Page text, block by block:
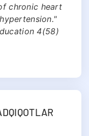
chronic heart
4(58)